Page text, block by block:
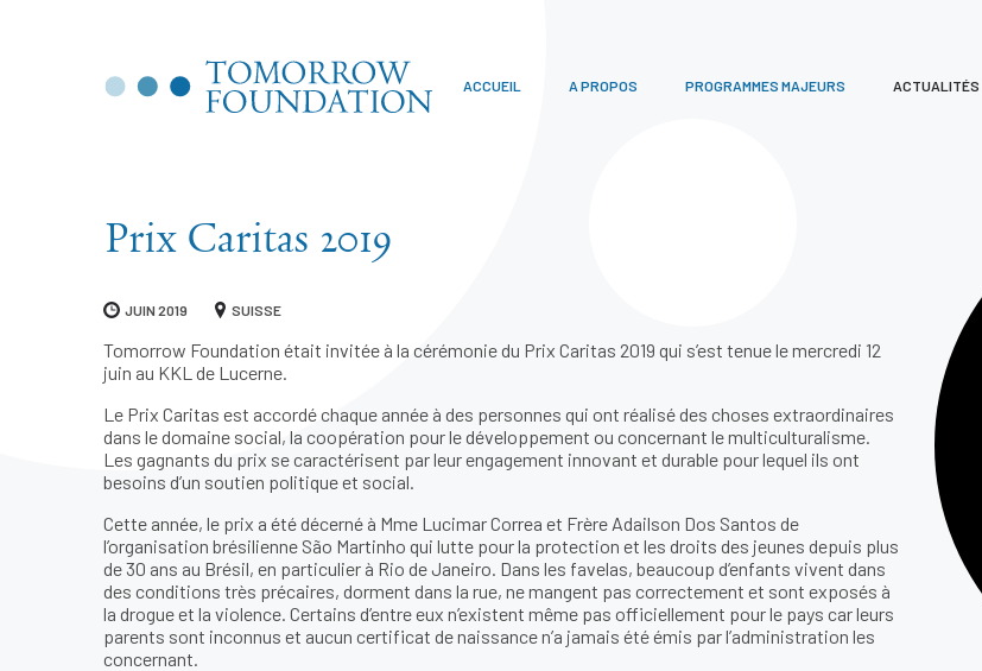
ACCUEIL A PROPOS PROGRAMMES MAJEURS ACTUALITÉS
Prix Caritas 2019
JUIN 2019 SUISSE
Tomorrow Foundation était invitée à la cérémonie du Prix Caritas 2019 qui s’est tenue le mercredi 12
juin au KKL de Lucerne.
Le Prix Caritas est accordé chaque année à des personnes qui ont réalisé des choses extraordinaires
dans le domaine social, la coopération pour le développement ou concernant le multiculturalisme.
Les gagnants du prix se caractérisent par leur engagement innovant et durable pour lequel ils ont
besoins d’un soutien politique et social.
Cette année, le prix a été décerné à Mme Lucimar Correa et Frère Adailson Dos Santos de
l’organisation brésilienne São Martinho qui lutte pour la protection et les droits des jeunes depuis plus
de 30 ans au Brésil, en particulier à Rio de Janeiro. Dans les favelas, beaucoup d’enfants vivent dans
des conditions très précaires, dorment dans la rue, ne mangent pas correctement et sont exposés à
la drogue et la violence. Certains d’entre eux n’existent même pas officiellement pour le pays car leurs
parents sont inconnus et aucun certificat de naissance n’a jamais été émis par l’administration les
concernant.